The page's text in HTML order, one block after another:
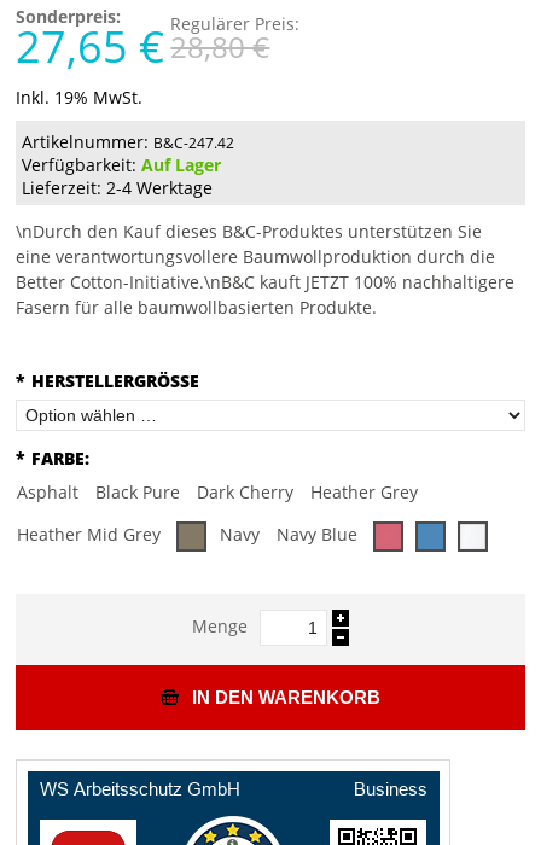
Sonderpreis:
27,65 € Regulärer Preis:
28,80 €
Inkl. 19% MwSt.
Artikelnummer: B&C-247.42
Verfügbarkeit:Auf Lager
Lieferzeit: 2-4 Werktage
\nDurch den Kauf dieses B&C-Produktes unterstützen Sie
eine verantwortungsvollere Baumwollproduktion durch die
Better Cotton-Initiative.\nB&C kauft JETZT 100% nachhaltigere
Fasern für alle baumwollbasierten Produkte.
* HERSTELLERGRÖSSE
* FARBE:
Asphalt
Black Pure Dark Cherry
Heather Grey
Heather Mid Grey
Navy Navy Blue
Menge
IN DEN WARENKORB